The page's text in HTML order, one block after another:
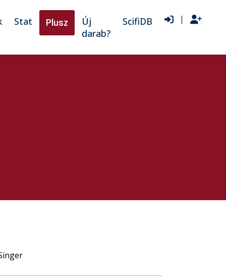
Stat Plusz
Új
darab?
ScifiDB |